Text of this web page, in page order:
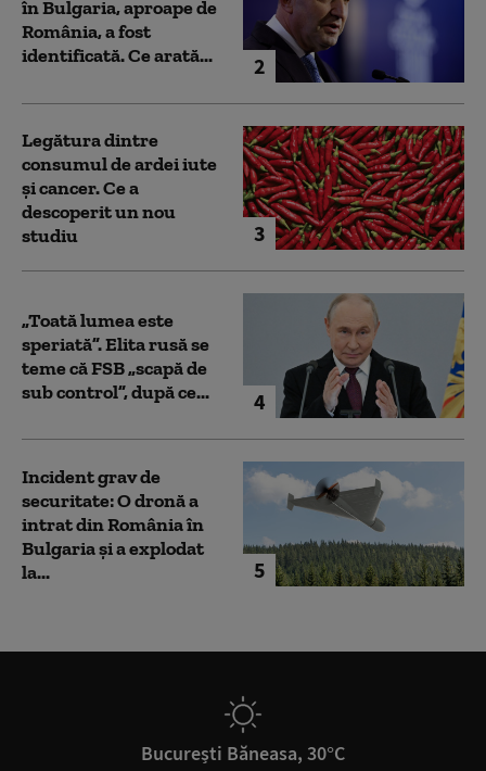
2
în Bulgaria, aproape de
România, a fost
identificată. Ce arată...
3
Legătura dintre
consumul de ardei iute
și cancer. Ce a
descoperit un nou
studiu
4
„Toată lumea este
speriată”. Elita rusă se
teme că FSB „scapă de
sub control”, după ce...
5
Incident grav de
securitate: O dronă a
intrat din România în
Bulgaria şi a explodat
la...
București Băneasa, 30°C